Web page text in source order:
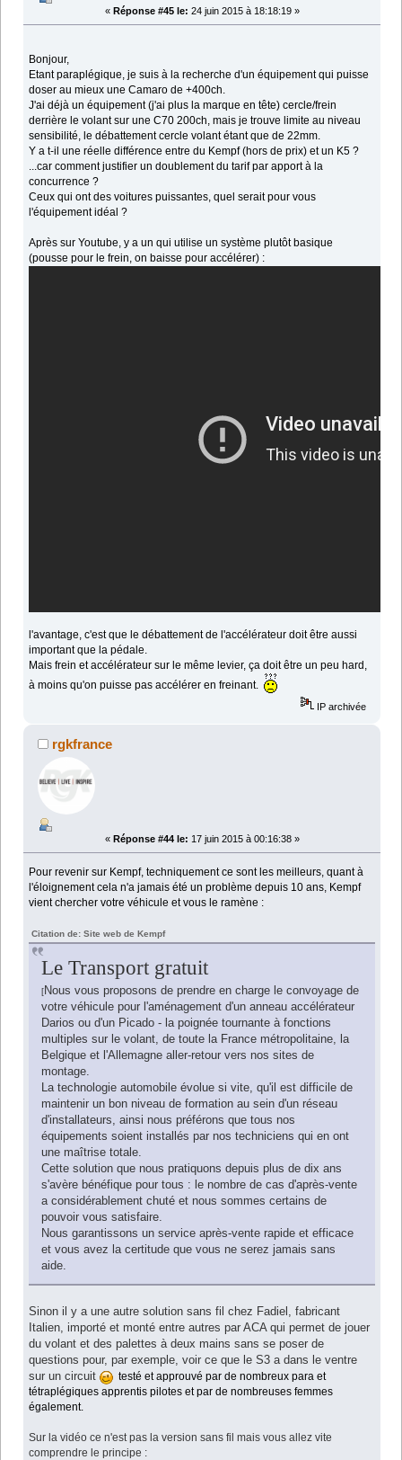
« Réponse #45 le: 24 juin 2015 à 18:18:19 »
Bonjour,
Etant paraplégique, je suis à la recherche d'un équipement qui puisse
doser au mieux une Camaro de +400ch.
J'ai déjà un équipement (j'ai plus la marque en tête) cercle/frein
derrière le volant sur une C70 200ch, mais je trouve limite au niveau
sensibilité, le débattement cercle volant étant que de 22mm.
Y a t-il une réelle différence entre du Kempf (hors de prix) et un K5 ?
...car comment justifier un doublement du tarif par apport à la
concurrence ?
Ceux qui ont des voitures puissantes, quel serait pour vous
l'équipement idéal ?
Après sur Youtube, y a un qui utilise un système plutôt basique
(pousse pour le frein, on baisse pour accélérer) :
l'avantage, c'est que le débattement de l'accélérateur doit être aussi
important que la pédale.
Mais frein et accélérateur sur le même levier, ça doit être un peu hard,
à moins qu'on puisse pas accélérer en freinant.
IP archivée
rgkfrance
« Réponse #44 le: 17 juin 2015 à 00:16:38 »
Pour revenir sur Kempf, techniquement ce sont les meilleurs, quant à
l'éloignement cela n'a jamais été un problème depuis 10 ans, Kempf
vient chercher votre véhicule et vous le ramène :
Citation de: Site web de Kempf
Le Transport gratuit
[Nous vous proposons de prendre en charge le convoyage de
votre véhicule pour l'aménagement d'un anneau accélérateur
Darios ou d'un Picado - la poignée tournante à fonctions
multiples sur le volant, de toute la France métropolitaine, la
Belgique et l'Allemagne aller-retour vers nos sites de
montage.
La technologie automobile évolue si vite, qu'il est difficile de
maintenir un bon niveau de formation au sein d'un réseau
d'installateurs, ainsi nous préférons que tous nos
équipements soient installés par nos techniciens qui en ont
une maîtrise totale.
Cette solution que nous pratiquons depuis plus de dix ans
s'avère bénéfique pour tous : le nombre de cas d'après-vente
a considérablement chuté et nous sommes certains de
pouvoir vous satisfaire.
Nous garantissons un service après-vente rapide et efficace
et vous avez la certitude que vous ne serez jamais sans
aide.
Sinon il y a une autre solution sans fil chez Fadiel, fabricant
Italien, importé et monté entre autres par ACA qui permet de jouer
du volant et des palettes à deux mains sans se poser de
questions pour, par exemple, voir ce que le S3 a dans le ventre
sur un circuit
testé et approuvé par de nombreux para et
tétraplégiques apprentis pilotes et par de nombreuses femmes
également.
Sur la vidéo ce n'est pas la version sans fil mais vous allez vite
comprendre le principe :